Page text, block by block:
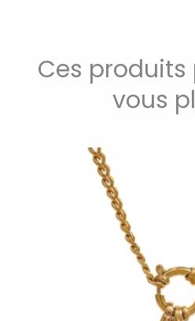
Ces
vous